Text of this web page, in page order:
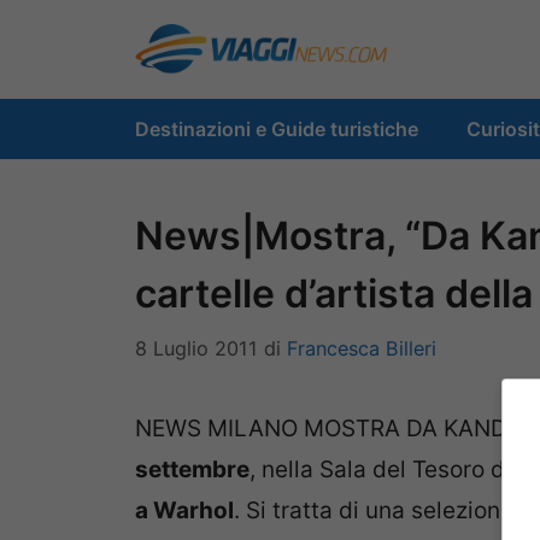
contenuto
Destinazioni e Guide turistiche
News|Mostra, “Da
cartelle d’artista
8 Luglio 2011 di Francesca Billeri
NEWS MILANO MOSTRA DA
settembre, nella Sala del Tesoro del
a Warhol. Si tratta di una selezione